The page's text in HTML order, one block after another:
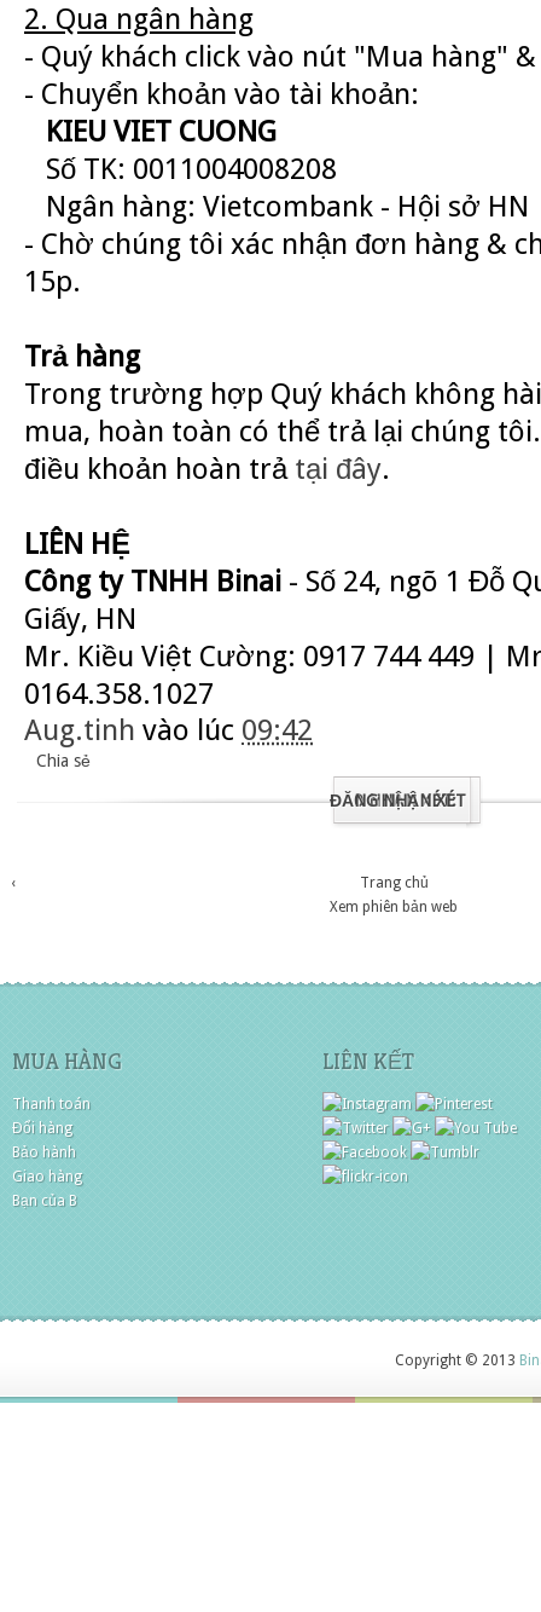
2. Qua ngân hàng
- Quý khách click vào nút "Mua hàng"
- Chuyển khoản vào tài khoản:
KIEU VIET CUONG
Số TK: 0011004008208
Ngân hàng: Vietcombank - Hội sở HN
- Chờ chúng tôi xác nhận đơn hàng &
15p.
Trả hàng
Trong trường hợp Quý khách không
mua, hoàn toàn có thể trả lại chúng
điều khoản hoàn trả tại đây.
LIÊN HỆ
Công ty TNHH Binai - Số 24, ngõ 1 Đỗ
Giấy, HN
Mr. Kiều Việt Cường: 0917 744 449 |
0164.358.1027
Aug.tinh vào lúc 09:42
Chia sẻ
0 NHẬN XÉT:
ĐĂNG NHẬN XÉT
‹
Trang chủ
Xem phiên bản web
MUA HÀNG
Thanh toán
Đổi hàng
Bảo hành
Giao hàng
Bạn của B
LIÊN KẾT
Copyright © 2013